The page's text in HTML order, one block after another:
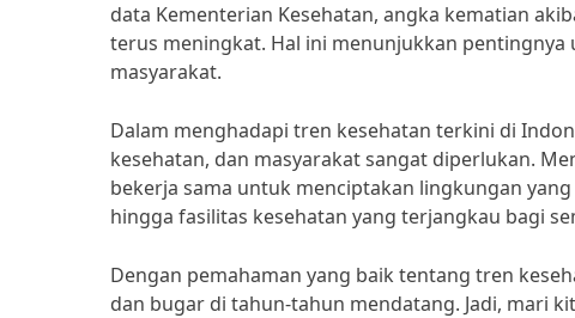
data Kementerian Kesehatan, angka kematian
terus meningkat. Hal ini menunjukkan
masyarakat.
Dalam menghadapi tren kesehatan terkini di
kesehatan, dan masyarakat sangat diperlukan.
bekerja sama untuk menciptakan lingkungan
hingga fasilitas kesehatan yang terjangkau bagi
Dengan pemahaman yang baik tentang tren
dan bugar di tahun-tahun mendatang. Jadi, mari